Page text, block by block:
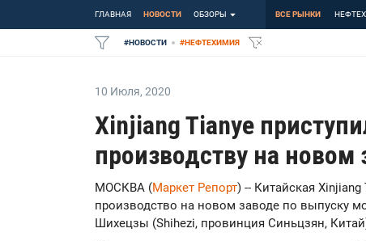
ГЛАВНАЯ НОВОСТИ ОБЗОРЫ ВСЕ РЫНКИ
#НОВОСТИ #НЕФТЕХИМИЯ
10 Июля, 2020
Xinjiang Tianye
производству на
МОСКВА (Маркет Репорт) -- Китайская
производство на новом заводе по выпуску
Шихецзы (Shihezi, провинция Синьцзян,